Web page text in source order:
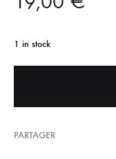
1 in stock
PARTAGER